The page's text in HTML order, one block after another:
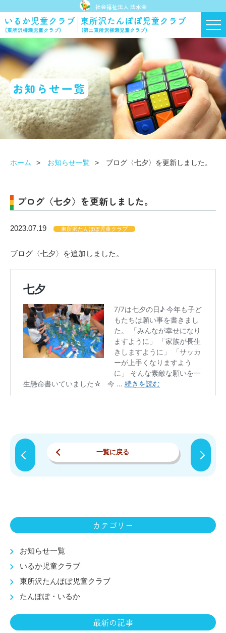
社会福祉法人 法水会
お知らせ一覧
ホーム お知らせ一覧 ブログ〈七夕〉を更新しました。
ブログ〈七夕〉を更新しました。
2023.07.19 東所沢たんぽぽ児童クラブ
ブログ〈七夕〉を追加しました。
一覧に戻る
カテゴリー
お知らせ一覧
いるか児童クラブ
東所沢たんぽぽ児童クラブ
たんぽぽ・いるか
最新の記事